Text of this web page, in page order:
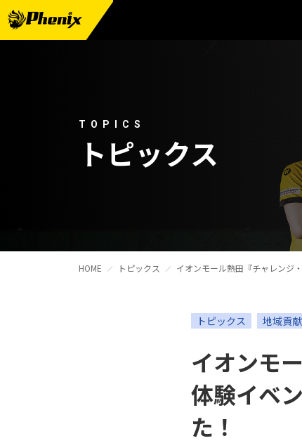
試合日程・結果
週刊フェニックス
スクール
TOPICS
トピックス
HOME トピックス イオンモール熱田『チャレンジ
トピックス 地域貢献
イオンモ
体験イベ
た！